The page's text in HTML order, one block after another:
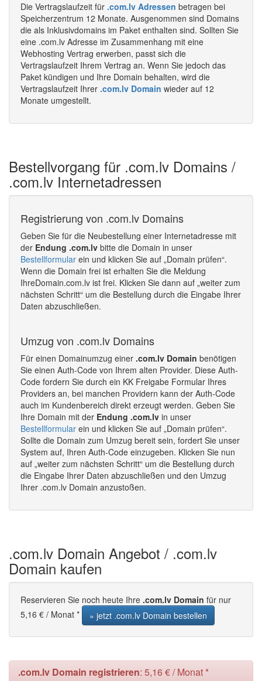
Die Vertragslaufzeit für .com.lv Adressen betragen bei
Speicherzentrum 12 Monate. Ausgenommen sind Domains
die als Inklusivdomains im Paket enthalten sind. Sollten Sie
eine .com.lv Adresse im Zusammenhang mit eine
Webhosting Vertrag erwerben, passt sich die
Vertragslaufzeit Ihrem Vertrag an. Wenn Sie jedoch das
Paket kündigen und Ihre Domain behalten, wird die
Vertragslaufzeit Ihrer .com.lv Domain wieder auf 12
Monate umgestellt.
Bestellvorgang für .com.lv Domains /
.com.lv Internetadressen
Registrierung von .com.lv Domains
Geben Sie für die Neubestellung einer Internetadresse mit
der Endung .com.lv bitte die Domain in unser
Bestellformular ein und klicken Sie auf „Domain prüfen“.
Wenn die Domain frei ist erhalten Sie die Meldung
IhreDomain.com.lv ist frei. Klicken Sie dann auf „weiter zum
nächsten Schritt“ um die Bestellung durch die Eingabe Ihrer
Daten abzuschließen.
Umzug von .com.lv Domains
Für einen Domainumzug einer .com.lv Domain benötigen
Sie einen Auth-Code von Ihrem alten Provider. Diese Auth-
Code fordern Sie durch ein KK Freigabe Formular Ihres
Providers an, bei manchen Providern kann der Auth-Code
auch im Kundenbereich direkt erzeugt werden. Geben Sie
Ihre Domain mit der Endung .com.lv in unser
Bestellformular ein und klicken Sie auf „Domain prüfen“.
Sollte die Domain zum Umzug bereit sein, fordert Sie unser
System auf, Ihren Auth-Code einzugeben. Klicken Sie nun
auf „weiter zum nächsten Schritt“ um die Bestellung durch
die Eingabe Ihrer Daten abzuschließen und den Umzug
Ihrer .com.lv Domain anzustoßen.
.com.lv Domain Angebot / .com.lv
Domain kaufen
Reservieren Sie noch heute Ihre .com.lv Domain für nur
5,16 € / Monat *
» jetzt .com.lv Domain bestellen
.com.lv Domain registrieren: 5,16 € / Monat *